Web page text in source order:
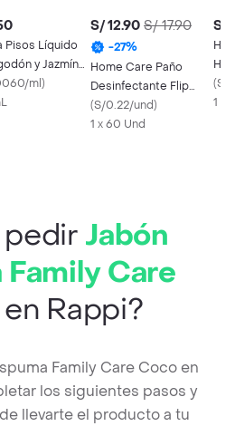
Pisos Líquido
y Jazmín
ml)
S/ 12.90 S/ 17.90
-27%
Home Care Paño
Desinfectante Flip
Master
(S/0.22/und)
1 x 60 Und
S/
(S/
1 X
Jabón
Family Care
Rappi?
Family Care Coco en
los siguientes pasos y
llevarte el producto a tu